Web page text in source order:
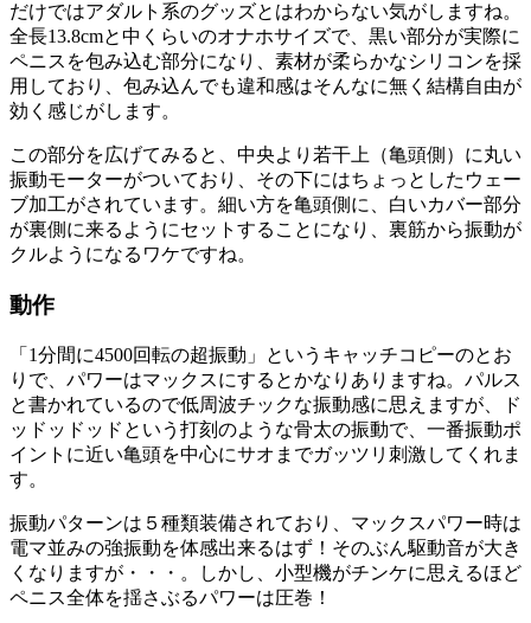
だけではアダルト系のグッズとはわからない気がしますね。
全長13.8cmと中くらいのオナホサイズで、黒い部分が実際に
ペニスを包み込む部分になり、素材が柔らかなシリコンを採
用しており、包み込んでも違和感はそんなに無く結構自由が
効く感じがします。
この部分を広げてみると、中央より若干上（亀頭側）に丸い
振動モーターがついており、その下にはちょっとしたウェー
ブ加工がされています。細い方を亀頭側に、白いカバー部分
が裏側に来るようにセットすることになり、裏筋から振動が
クルようになるワケですね。
動作
「1分間に4500回転の超振動」というキャッチコピーのとお
りで、パワーはマックスにするとかなりありますね。パルス
と書かれているので低周波チックな振動感に思えますが、ド
ッドッドッドという打刻のような骨太の振動で、一番振動ポ
イントに近い亀頭を中心にサオまでガッツリ刺激してくれま
す。
振動パターンは５種類装備されており、マックスパワー時は
電マ並みの強振動を体感出来るはず！そのぶん駆動音が大き
くなりますが・・・。しかし、小型機がチンケに思えるほど
ペニス全体を揺さぶるパワーは圧巻！